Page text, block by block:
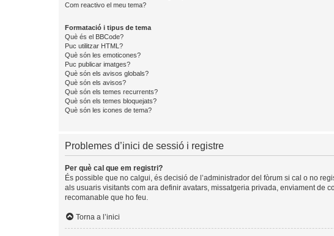
Com reactivo el meu tema?
Formatació i tipus de tema
Què és el BBCode?
Puc utilitzar HTML?
Què són les emoticones?
Puc publicar imatges?
Què són els avisos globals?
Què són els avisos?
Què són els temes recurrents?
Què són els temes bloquejats?
Què són les icones de tema?
Problemes d’inici de sessió i registre
Per què cal que em registri?
És possible que no calgui, és decisió de l’administrador del fòrum si cal o no
als usuaris visitants com ara definir avatars, missatgeria privada, enviament de
recomanable que ho feu.
Torna a l’inici